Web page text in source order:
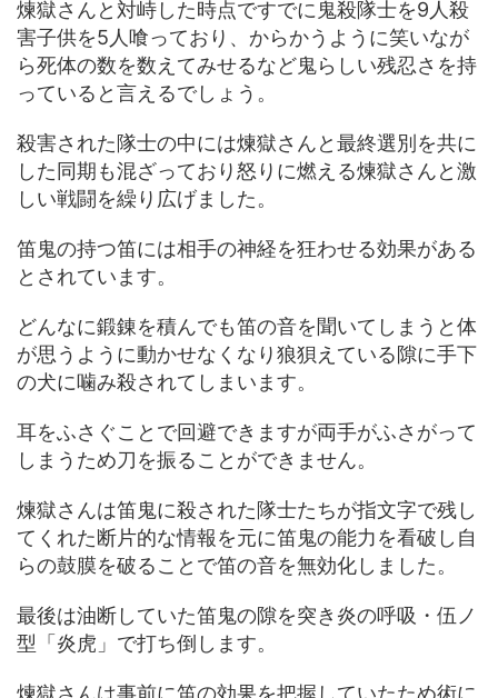
煉獄さんと対峙した時点ですでに鬼殺隊士を9人殺
害子供を5人喰っており、からかうように笑いなが
ら死体の数を数えてみせるなど鬼らしい残忍さを持
っていると言えるでしょう。
殺害された隊士の中には煉獄さんと最終選別を共に
した同期も混ざっており怒りに燃える煉獄さんと激
しい戦闘を繰り広げました。
笛鬼の持つ笛には相手の神経を狂わせる効果がある
とされています。
どんなに鍛錬を積んでも笛の音を聞いてしまうと体
が思うように動かせなくなり狼狽えている隙に手下
の犬に噛み殺されてしまいます。
耳をふさぐことで回避できますが両手がふさがって
しまうため刀を振ることができません。
煉獄さんは笛鬼に殺された隊士たちが指文字で残し
てくれた断片的な情報を元に笛鬼の能力を看破し自
らの鼓膜を破ることで笛の音を無効化しました。
最後は油断していた笛鬼の隙を突き炎の呼吸・伍ノ
型「炎虎」で打ち倒します。
煉獄さんは事前に笛の効果を把握していたため術に